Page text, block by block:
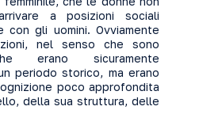
a posizioni sociali
gli uomini. Ovviamente
nel senso che sono
erano sicuramente
periodo storico, ma erano
poco approfondita
della sua struttura, delle